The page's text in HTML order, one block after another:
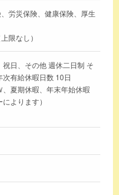
労災保険、健康保険、厚生
限なし）
日、その他 週休二日制 そ
有給休暇日数 10日
夏期休暇、年末年始休暇
よります）